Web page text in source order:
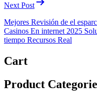
Next Post
Mejores Revisión de el
Casinos En internet 2025
tiempo Recursos Real
Cart
Product